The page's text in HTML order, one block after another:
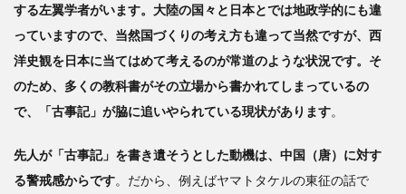
する左翼学者がいます。大陸の国々と日本とでは地政学的にも違
っていますので、当然国づくりの考え方も違って当然ですが、西
洋史観を日本に当てはめて考えるのが常道のような状況です。そ
のため、多くの教科書がその立場から書かれてしまっているの
で、「古事記」が脇に追いやられている現状があります。
先人が「古事記」を書き遺そうとした動機は、中国（唐）に対す
る警戒感からです。だから、例えばヤマトタケルの東征の話で